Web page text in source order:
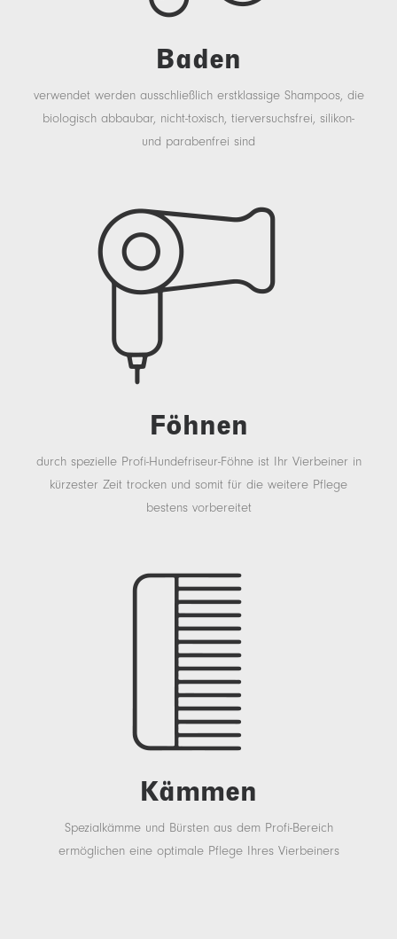
Baden
verwendet werden ausschließlich erstklassige Shampoos, die
biologisch abbaubar, nicht-toxisch, tierversuchsfrei, silikon-
und parabenfrei sind
Föhnen
durch spezielle Profi-Hundefriseur-Föhne ist Ihr Vierbeiner in
kürzester Zeit trocken und somit für die weitere Pflege
bestens vorbereitet
Kämmen
Spezialkämme und Bürsten aus dem Profi-Bereich
ermöglichen eine optimale Pflege Ihres Vierbeiners